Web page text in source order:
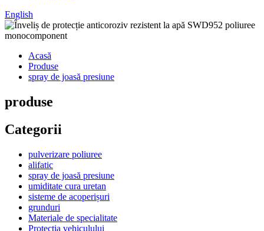
English
Acasă
Produse
spray de joasă presiune
produse
Categorii
pulverizare poliuree
alifatic
spray de joasă presiune
umiditate cura uretan
sisteme de acoperișuri
grunduri
Materiale de specialitate
Protecția vehiculului